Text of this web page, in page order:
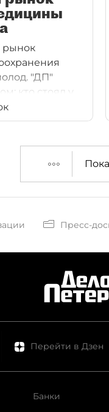
рынок
"ДП"
кто стоял у
медицины
Пресс-
Перейти в Дзен
Банки